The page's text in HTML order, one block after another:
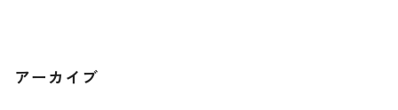
アーカイブ